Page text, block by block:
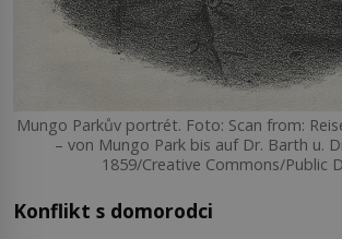
Mungo Parkův portrét. Foto: Scan from:
– von Mungo Park bis auf Dr. Barth u.
1859/Creative Commons/Public
Konflikt s domorodci